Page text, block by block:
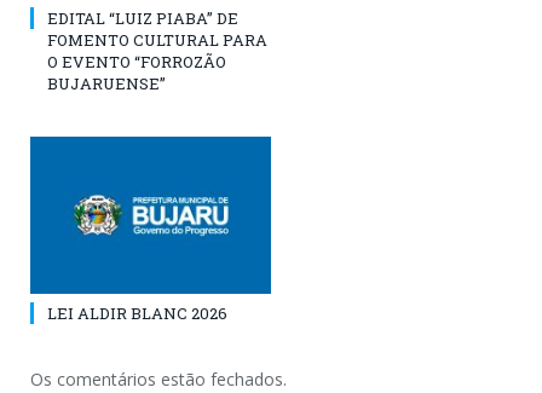
EDITAL “LUIZ PIABA” DE
FOMENTO CULTURAL PARA
O EVENTO “FORROZÃO
BUJARUENSE”
LEI ALDIR BLANC 2026
Os comentários estão fechados.